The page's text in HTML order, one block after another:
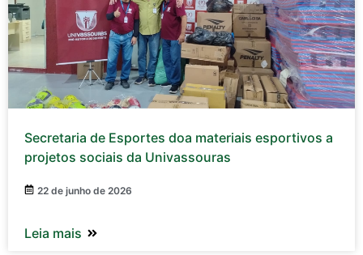
Secretaria de Esportes doa materiais esportivos a
projetos sociais da Univassouras
22 de junho de 2026
Leia mais